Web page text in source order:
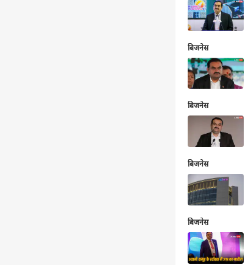
बिजनेस
बिजनेस
बिजनेस
बिजनेस